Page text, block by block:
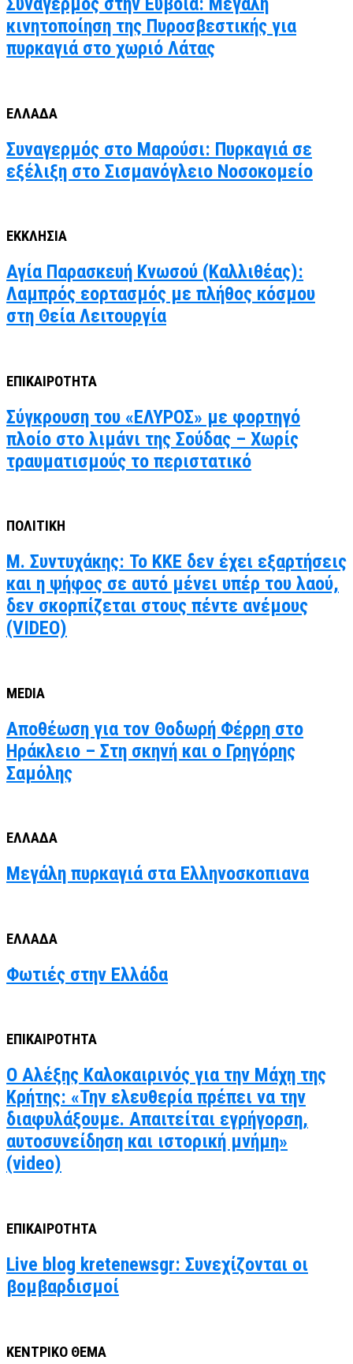
κινητοποίηση της Πυροσβεστικής για
πυρκαγιά στο χωριό Λάτας
ΕΛΛΑΔΑ
Συναγερμός στο Μαρούσι: Πυρκαγιά σε
εξέλιξη στο Σισμανόγλειο Νοσοκομείο
ΕΚΚΛΗΣΙΑ
Αγία Παρασκευή Κνωσού (Καλλιθέας):
Λαμπρός εορτασμός με πλήθος κόσμου
στη Θεία Λειτουργία
ΕΠΙΚΑΙΡΟΤΗΤΑ
Σύγκρουση του «ΕΛΥΡΟΣ» με φορτηγό
πλοίο στο λιμάνι της Σούδας – Χωρίς
τραυματισμούς το περιστατικό
ΠΟΛΙΤΙΚΗ
Μ. Συντυχάκης: Το ΚΚΕ δεν έχει εξαρτήσεις
και η ψήφος σε αυτό μένει υπέρ του λαού,
δεν σκορπίζεται στους πέντε ανέμους
(VIDEO)
MEDIA
Αποθέωση για τον Θοδωρή Φέρρη στο
Ηράκλειο – Στη σκηνή και ο Γρηγόρης
Σαμόλης
ΕΛΛΑΔΑ
Μεγάλη πυρκαγιά στα Ελληνοσκοπιανα
ΕΛΛΑΔΑ
Φωτιές στην Ελλάδα
ΕΠΙΚΑΙΡΟΤΗΤΑ
Ο Αλέξης Καλοκαιρινός για την Μάχη της
Κρήτης: «Την ελευθερία πρέπει να την
διαφυλάξουμε. Απαιτείται εγρήγορση,
αυτοσυνείδηση και ιστορική μνήμη»
(video)
ΕΠΙΚΑΙΡΟΤΗΤΑ
Live blog kretenewsgr: Συνεχίζονται οι
βομβαρδισμοί
ΚΕΝΤΡΙΚΟ ΘΕΜΑ